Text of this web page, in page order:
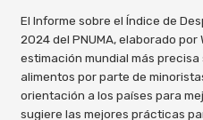
El Informe sobre el Índice de
2024 del PNUMA, elaborado por
estimación mundial más
alimentos por parte de
orientación a los países para
sugiere las mejores prácticas